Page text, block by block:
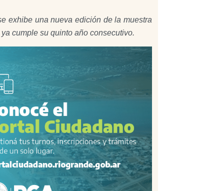
exhibe una nueva edición de la muestra
cumple su quinto año consecutivo.